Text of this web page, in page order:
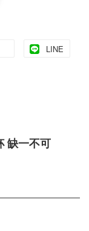
LINE
缺一不可